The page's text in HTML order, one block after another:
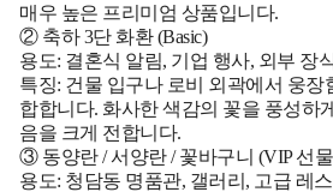
매우 높은 프리미엄 상품입니다.
② 축하 3단 화환 (Basic)
용도: 결혼식 알림, 기업 행사, 외부 장
특징: 건물 입구나 로비 외곽에서 웅장
합합니다. 화사한 색감의 꽃을 풍성하
음을 크게 전합니다.
③ 동양란 / 서양란 / 꽃바구니 (VIP 선
용도: 청담동 명품관, 갤러리, 고급 레